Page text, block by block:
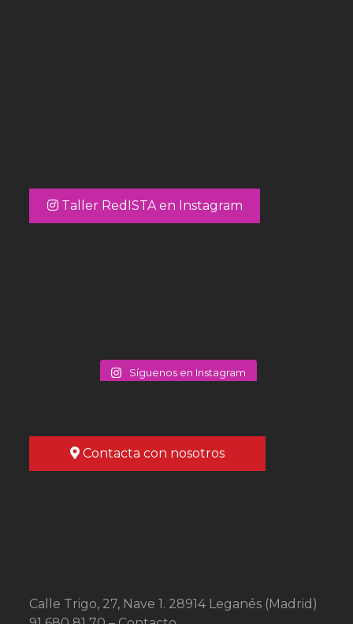
Taller RedISTA en Instagram
Síguenos en Instagram
Contacta con nosotros
Calle Trigo, 27, Nave 1. 28914 Leganés (Madrid)